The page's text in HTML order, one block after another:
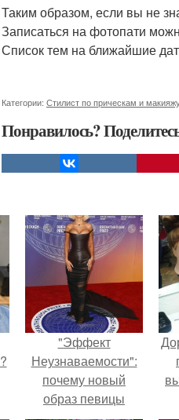
Таким образом, если вы не
Записаться на фотопати
Список тем на ближайшие
Категории: Стилист по прическам и
Понравилось?
"Эффект
Неузнаваемости":
почему новый
образ певицы